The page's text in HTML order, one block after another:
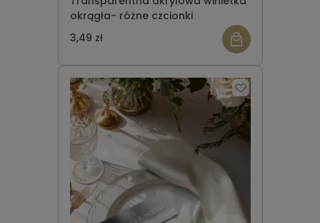
okrągła- różne czcionki
3,49 zł